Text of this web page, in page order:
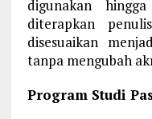
digunakan
diterapkan
disesuaikan
tanpa mengubah
Program Studi